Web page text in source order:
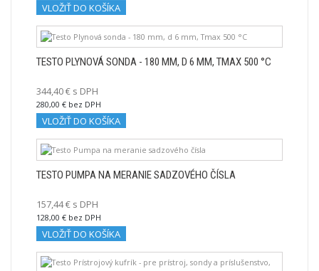
VLOŽIŤ DO KOŠÍKA
TESTO PLYNOVÁ SONDA - 180 MM, D 6 MM, TMAX 500 °C
344,40 € s DPH
280,00 € bez DPH
VLOŽIŤ DO KOŠÍKA
TESTO PUMPA NA MERANIE SADZOVÉHO ČÍSLA
157,44 € s DPH
128,00 € bez DPH
VLOŽIŤ DO KOŠÍKA